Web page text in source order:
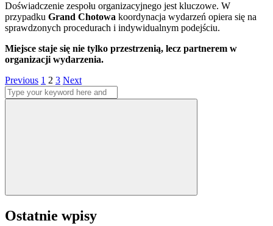
Doświadczenie zespołu organizacyjnego jest kluczowe. W
przypadku Grand Chotowa koordynacja wydarzeń opiera się na
sprawdzonych procedurach i indywidualnym podejściu.
Miejsce staje się nie tylko przestrzenią, lecz partnerem w
organizacji wydarzenia.
Stronicowanie
wpisów
Previous Page
1 Page
2 Page
3 Next
Search
for:
Ostatnie wpisy